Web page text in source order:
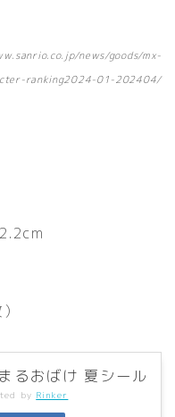
news/goods/mx-
ranking2024-01-202404/
るおばけ 夏シール
by Rinker